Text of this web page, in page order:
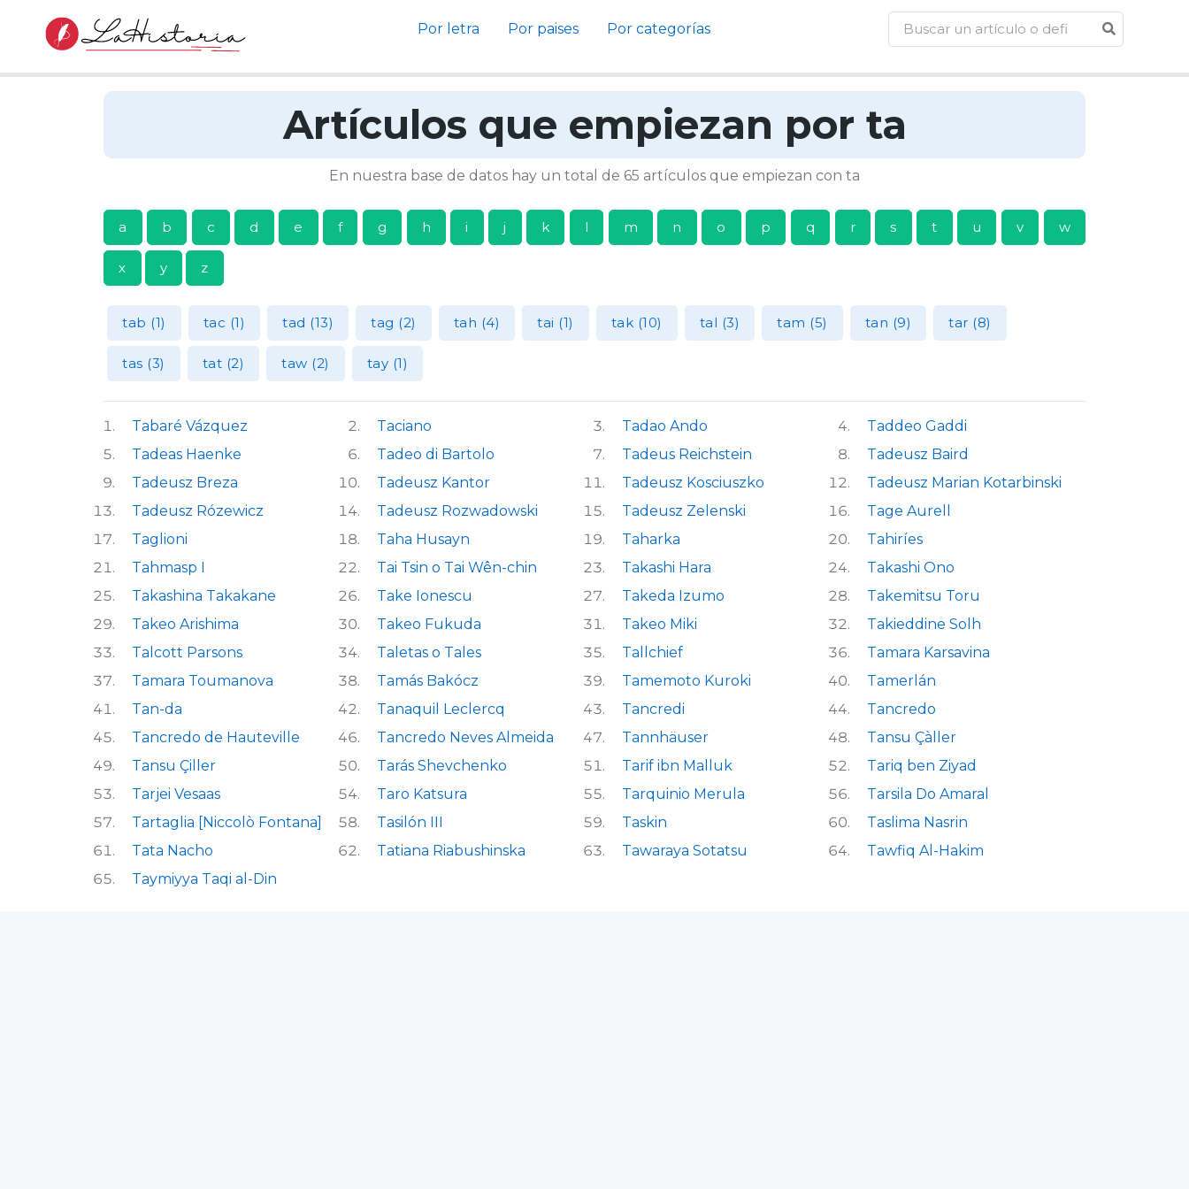
Por letra Por paises Por categorías
Artículos que empiezan por ta
En nuestra base de datos hay un total de 65 artículos que empiezan con ta
a b c d e f g h i j k l m n o p q r s t u v w
x y z
tab (1) tac (1) tad (13) tag (2) tah (4) tai (1) tak (10) tal (3) tam (5) tan (9) tar (8)
tas (3) tat (2) taw (2) tay (1)
Tabaré Vázquez Taciano Tadao Ando
Taddeo Gaddi
Tadeas Haenke
Tadeo di Bartolo Tadeus Reichstein
Tadeusz Baird
Tadeusz Breza
Tadeusz Kantor Tadeusz Kosciuszko
Tadeusz Marian Kotarbinski
Tadeusz Rózewicz
Tadeusz Rozwadowski Tadeusz Zelenski
Tage Aurell
Taglioni
Taha Husayn Taharka
Tahiríes
Tahmasp I
Tai Tsin o Tai Wên-chin Takashi Hara
Takashi Ono
Takashina Takakane
Take Ionescu Takeda Izumo
Takemitsu Toru
Takeo Arishima
Takeo Fukuda Takeo Miki
Takieddine Solh
Talcott Parsons
Taletas o Tales Tallchief
Tamara Karsavina
Tamara Toumanova
Tamás Bakócz Tamemoto Kuroki
Tamerlán
Tan-da
Tanaquil Leclercq Tancredi
Tancredo
Tancredo de Hauteville
Tancredo Neves Almeida Tannhäuser
Tansu Çàller
Tansu Çiller
Tarás Shevchenko Tarif ibn Malluk
Tariq ben Ziyad
Tarjei Vesaas
Taro Katsura Tarquinio Merula
Tarsila Do Amaral
Tartaglia [Niccolò Fontana]
Tasilón III Taskin
Taslima Nasrin
Tata Nacho
Tatiana Riabushinska Tawaraya Sotatsu
Tawfiq Al-Hakim
Taymiyya Taqi al-Din